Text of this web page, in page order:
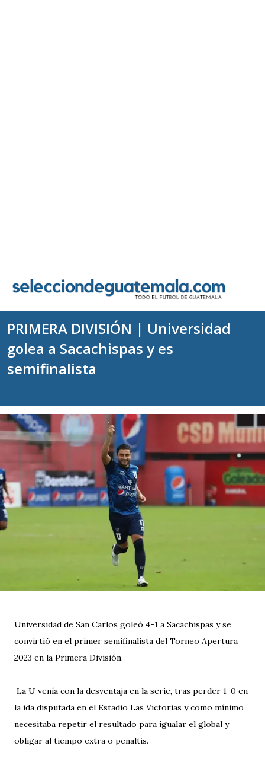
PRIMERA DIVISIÓN | Universidad
golea a Sacachispas y es
semifinalista
Universidad de San Carlos goleó 4-1 a Sacachispas y se
convirtió en el primer semifinalista del Torneo Apertura
2023 en la Primera División.
La U venía con la desventaja en la serie, tras perder 1-0 en
la ida disputada en el Estadio Las Victorias y como mínimo
necesitaba repetir el resultado para igualar el global y
obligar al tiempo extra o penaltis.